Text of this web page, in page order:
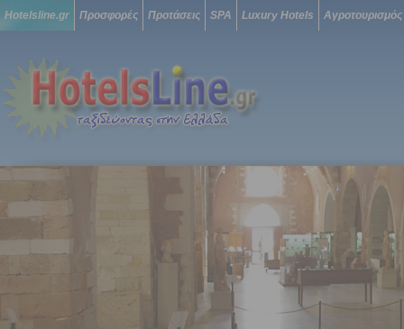
Hotelsline.gr Προσφορές Προτάσεις SPA Luxury Hotels Αγροτουρισμός